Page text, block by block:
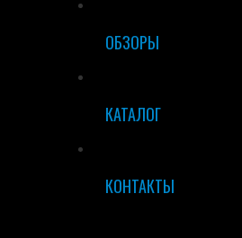
ОБЗОРЫ
КАТАЛОГ
КОНТАКТЫ